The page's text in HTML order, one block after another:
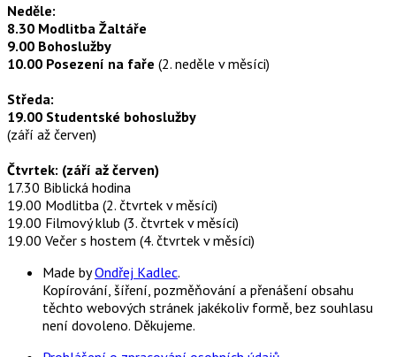
Neděle:
8.30 Modlitba Žaltáře
9.00 Bohoslužby
10.00 Posezení na faře (2. neděle v měsíci)
Středa:
19.00 Studentské bohoslužby
(září až červen)
Čtvrtek: (září až červen)
17.30 Biblická hodina
19.00 Modlitba (2. čtvrtek v měsíci)
19.00 Filmový klub (3. čtvrtek v měsíci)
19.00 Večer s hostem (4. čtvrtek v měsíci)
Made byOndřej Kadlec.
Kopírování, šíření, pozměňování a přenášení obsahu
těchto webových stránek jakékoliv formě, bez souhlasu
není dovoleno. Děkujeme.